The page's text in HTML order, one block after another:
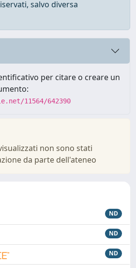
salvo diversa
per citare o creare un
11564/642390
non sono stati
da parte dell'ateneo
ND
ND
ND